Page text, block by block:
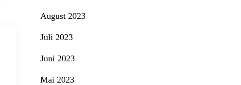
August 2023
Juli 2023
Juni 2023
Mai 2023